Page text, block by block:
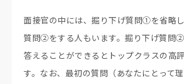
面接官の中には、掘り下げ質問①を省略
質問②をする人もいます。掘り下げ質問
答えることができるとトップクラスの高
す。なお、最初の質問（あなたにとって